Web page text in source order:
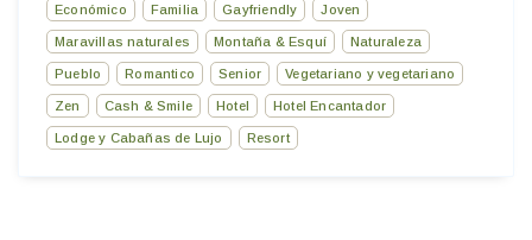
Económico Familia Gayfriendly Joven
Maravillas naturales Montaña & Esquí Naturaleza
Pueblo Romantico Senior Vegetariano y vegetariano
Zen Cash & Smile Hotel Hotel Encantador
Lodge y Cabañas de Lujo Resort